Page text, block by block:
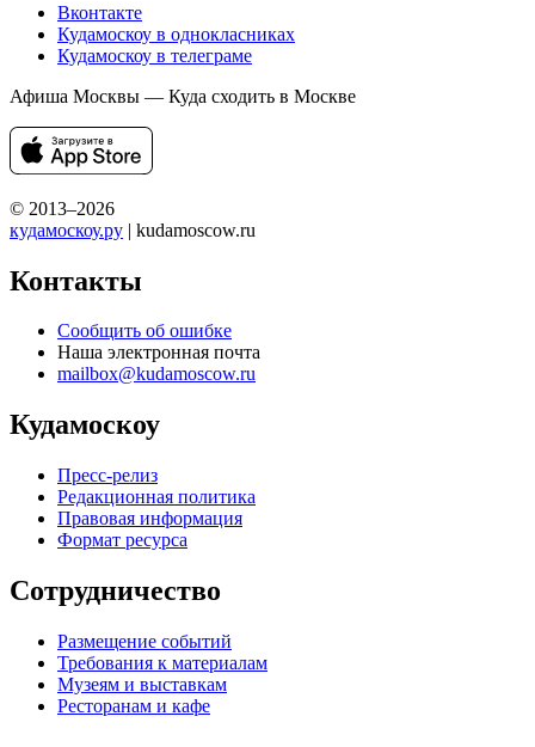
Вконтакте
Кудамоскоу в однокласниках
Кудамоскоу в телеграме
Афиша Москвы — Куда сходить в Москве
© 2013–2026
кудамоскоу.ру | kudamoscow.ru
Контакты
Сообщить об ошибке
Наша электронная почта
mailbox@kudamoscow.ru
Кудамоскоу
Пресс-релиз
Редакционная политика
Правовая информация
Формат ресурса
Сотрудничество
Размещение событий
Требования к материалам
Музеям и выставкам
Ресторанам и кафе